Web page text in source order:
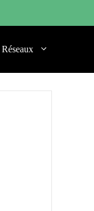
Réseaux